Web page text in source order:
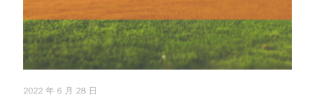
2022 年 6 月 28 日